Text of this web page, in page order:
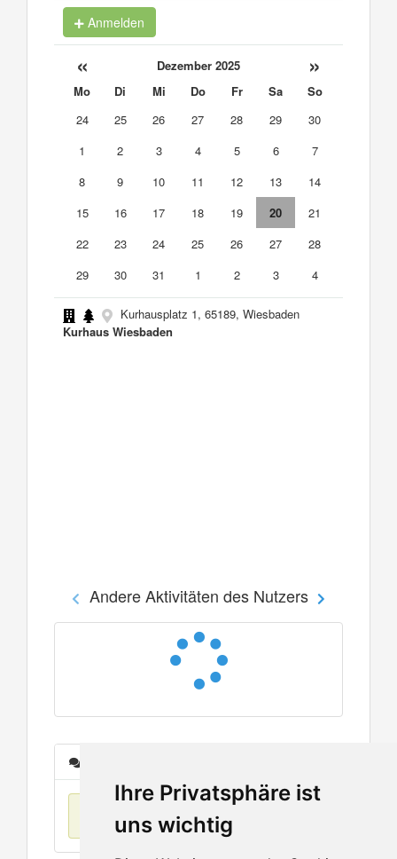
Ihre Privatsphäre ist
uns wichtig
Anmelden
« Dezember 2025 »
Mo Di Mi Do Fr Sa
So
24
25 26 27 28 29
30
1
2 3 4 5 6
7
8
9 10 11 12 13
14
15
16 17 18 19 20
21
22
23 24 25 26 27
28
29
30 31 1 2 3 4
Kurhausplatz 1, 65189, Wiesbaden
Kurhaus Wiesbaden
Andere Aktivitäten des Nutzers
Keine Einträge